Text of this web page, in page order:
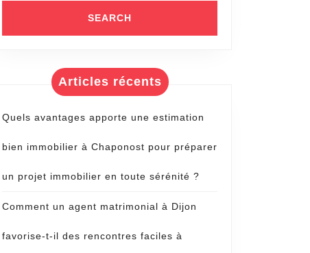
Articles récents
Quels avantages apporte une estimation
bien immobilier à Chaponost pour préparer
un projet immobilier en toute sérénité ?
Comment un agent matrimonial à Dijon
favorise-t-il des rencontres faciles à